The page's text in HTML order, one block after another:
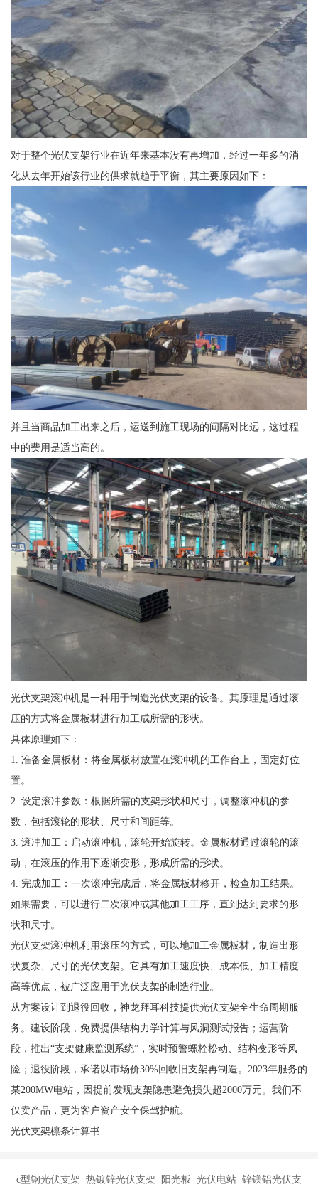
对于整个光伏支架行业在近年来基本没有再增加，经过一年多的消
化从去年开始该行业的供求就趋于平衡，其主要原因如下：
并且当商品加工出来之后，运送到施工现场的间隔对比远，这过程
中的费用是适当高的。
光伏支架滚冲机是一种用于制造光伏支架的设备。其原理是通过滚
压的方式将金属板材进行加工成所需的形状。
具体原理如下：
1. 准备金属板材：将金属板材放置在滚冲机的工作台上，固定好位
置。
2. 设定滚冲参数：根据所需的支架形状和尺寸，调整滚冲机的参
数，包括滚轮的形状、尺寸和间距等。
3. 滚冲加工：启动滚冲机，滚轮开始旋转。金属板材通过滚轮的滚
动，在滚压的作用下逐渐变形，形成所需的形状。
4. 完成加工：一次滚冲完成后，将金属板材移开，检查加工结果。
如果需要，可以进行二次滚冲或其他加工工序，直到达到要求的形
状和尺寸。
光伏支架滚冲机利用滚压的方式，可以地加工金属板材，制造出形
状复杂、尺寸的光伏支架。它具有加工速度快、成本低、加工精度
高等优点，被广泛应用于光伏支架的制造行业。
从方案设计到退役回收，神龙拜耳科技提供光伏支架全生命周期服
务。建设阶段，免费提供结构力学计算与风洞测试报告；运营阶
段，推出“支架健康监测系统”，实时预警螺栓松动、结构变形等风
险；退役阶段，承诺以市场价30%回收旧支架再制造。2023年服务的
某200MW电站，因提前发现支架隐患避免损失超2000万元。我们不
仅卖产品，更为客户资产安全保驾护航。
光伏支架檩条计算书
c型钢光伏支架 热镀锌光伏支架 阳光板 光伏电站 锌镁铝光伏支